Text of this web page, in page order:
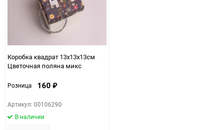
Коробка квадрат 13х13х13см
Цветочная поляна микс
Розница 160 ₽
Артикул: 00106290
В наличии